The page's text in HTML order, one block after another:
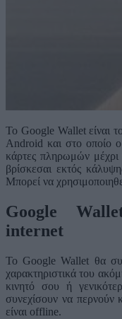
To Google Wallet είναι το
Android και στο οποίο
κάρτες πληρωμών
βρίσκεσαι εκτός
Μπορεί να
Google
internet
Το Google Wallet θα
χαρακτηριστικά του
κινητό σου ή
συνεχίσουν να
είναι offline.